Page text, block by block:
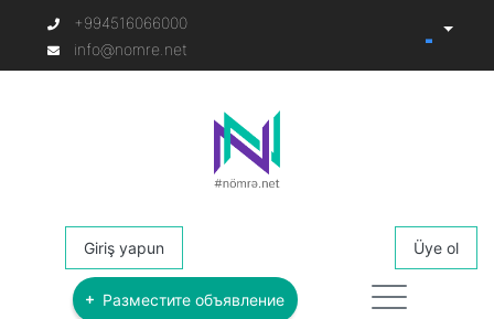
+994516066000
info@nomre.net
Giriş yapun Üye ol
Разместите объявление